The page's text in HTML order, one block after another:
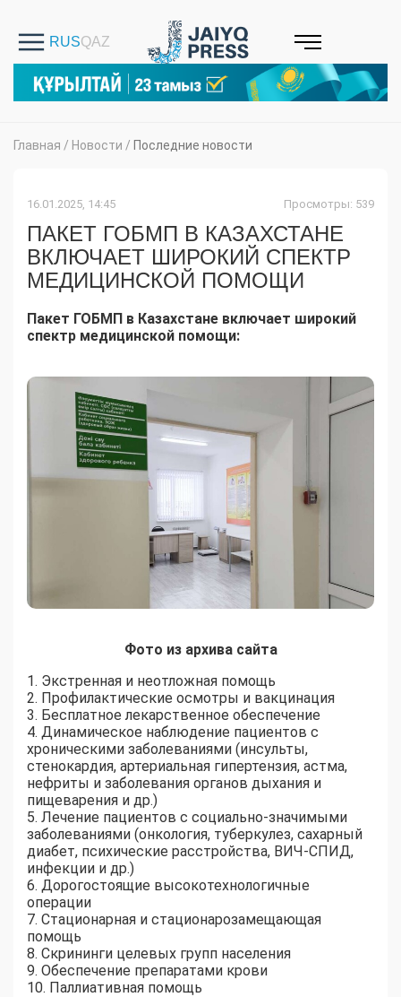
Главная / Новости / Последние новости
16.01.2025, 14:45 Просмотры: 539
ПАКЕТ ГОБМП В КАЗАХСТАНЕ
ВКЛЮЧАЕТ ШИРОКИЙ СПЕКТР
МЕДИЦИНСКОЙ ПОМОЩИ
Пакет ГОБМП в Казахстане включает широкий
спектр медицинской помощи:
Фото из архива сайта
1. Экстренная и неотложная помощь
2. Профилактические осмотры и вакцинация
3. Бесплатное лекарственное обеспечение
4. Динамическое наблюдение пациентов с
хроническими заболеваниями (инсульты,
стенокардия, артериальная гипертензия, астма,
нефриты и заболевания органов дыхания и
пищеварения и др.)
5. Лечение пациентов с социально-значимыми
заболеваниями (онкология, туберкулез, сахарный
диабет, психические расстройства, ВИЧ-СПИД,
инфекции и др.)
6. Дорогостоящие высокотехнологичные
операции
7. Стационарная и стационарозамещающая
помощь
8. Скрининги целевых групп населения
9. Обеспечение препаратами крови
10. Паллиативная помощь